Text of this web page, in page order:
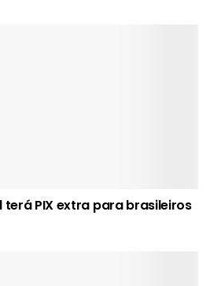
terá PIX extra para brasileiros